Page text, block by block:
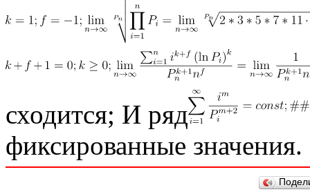
сходится; И ряд
фиксированные значения.